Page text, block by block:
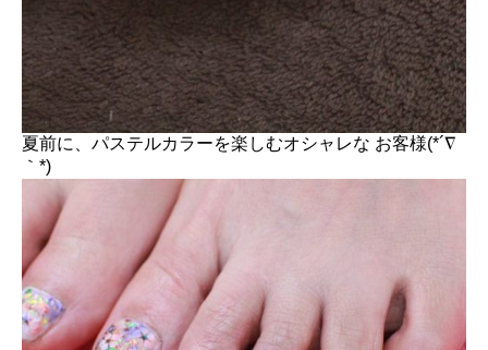
夏前に、パステルカラーを楽しむオシャレな お客様(*´∇
｀*)